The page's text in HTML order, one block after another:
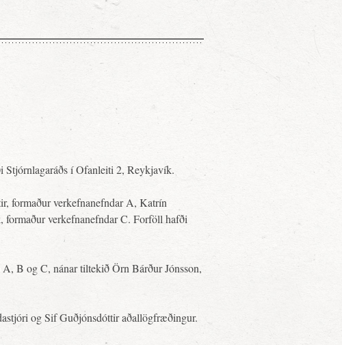
í Ofanleiti 2, Reykjavík.
formaður verkefnanefndar A, Katrín
formaður verkefnanefndar C. Forföll hafði
B og C, nánar tiltekið Örn Bárður Jónsson,
og Sif Guðjónsdóttir aðallögfræðingur.